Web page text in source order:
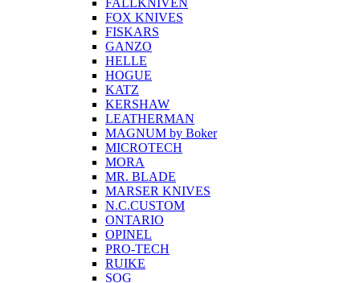
FALLKNIVEN
FOX KNIVES
FISKARS
GANZO
HELLE
HOGUE
KATZ
KERSHAW
LEATHERMAN
MAGNUM by Boker
MICROTECH
MORA
MR. BLADE
MARSER KNIVES
N.C.CUSTOM
ONTARIO
OPINEL
PRO-TECH
RUIKE
SOG